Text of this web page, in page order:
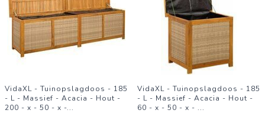
VidaXL - Tuinopslagdoos - 185
- L - Massief - Acacia - Hout -
200 - x - 50 - x -...
VidaXL - Tuinopslagdoos - 185
- L - Massief - Acacia - Hout -
60 - x - 50 - x - ...